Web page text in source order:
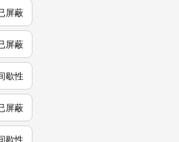
屏蔽
屏蔽
歇性
屏蔽
歇性